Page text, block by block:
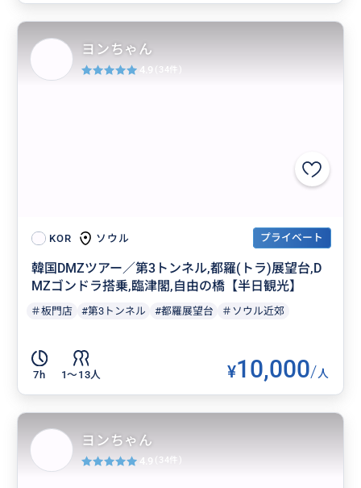
KOR ソウル プライベート
韓国DMZツアー／第3トンネル,都羅(トラ)展望台,D
MZゴンドラ搭乗,臨津閣,自由の橋【半日観光】
＃板門店 #第3トンネル #都羅展望台 ＃ソウル近郊
7h 1〜13人 ¥10,000/人
ヨンちゃん
4.9 (34件)
ヨンちゃん
4.9 (34件)